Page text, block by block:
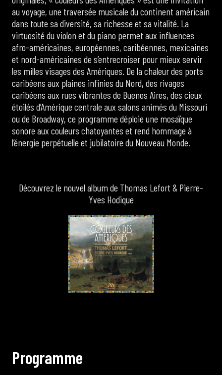
au voyage, une traversée musicale du continent américain
dans toute sa diversité, sa richesse et sa vitalité. La
virtuosité du violon et du piano permet aux influences
afro-américaines, européennes, caribéennes, mexicaines
et nord-américaines de s’entrecroiser pour mieux servir
les milles visages des Amériques. De la chaleur des ports
caribéens aux plaines infinies du Nord, des rivages
caribéens aux rues vibrantes de Buenos Aires, des cieux
étoilés d’Amérique centrale aux salons animés du Missouri
ou de Broadway, ce programme déploie une mosaïque
sonore aux couleurs chatoyantes et rend hommage à
l’énergie perpétuelle et jubilatoire du Nouveau Monde.
Découvrez le nouvel album de Thomas Lefort & Pierre-
Yves Hodique
Programme